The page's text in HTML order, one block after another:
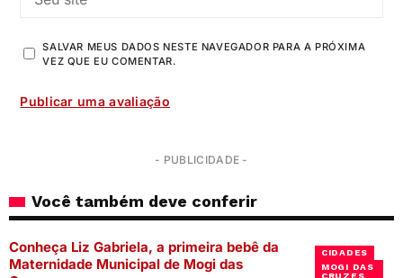
SALVAR MEUS DADOS NESTE NAVEGADOR PARA A PRÓXIMA
VEZ QUE EU COMENTAR.
- PUBLICIDADE -
Você também deve conferir
CIDADES
MOGI DAS
CRUZES
Conheça Liz Gabriela, a primeira bebê da
Maternidade Municipal de Mogi das